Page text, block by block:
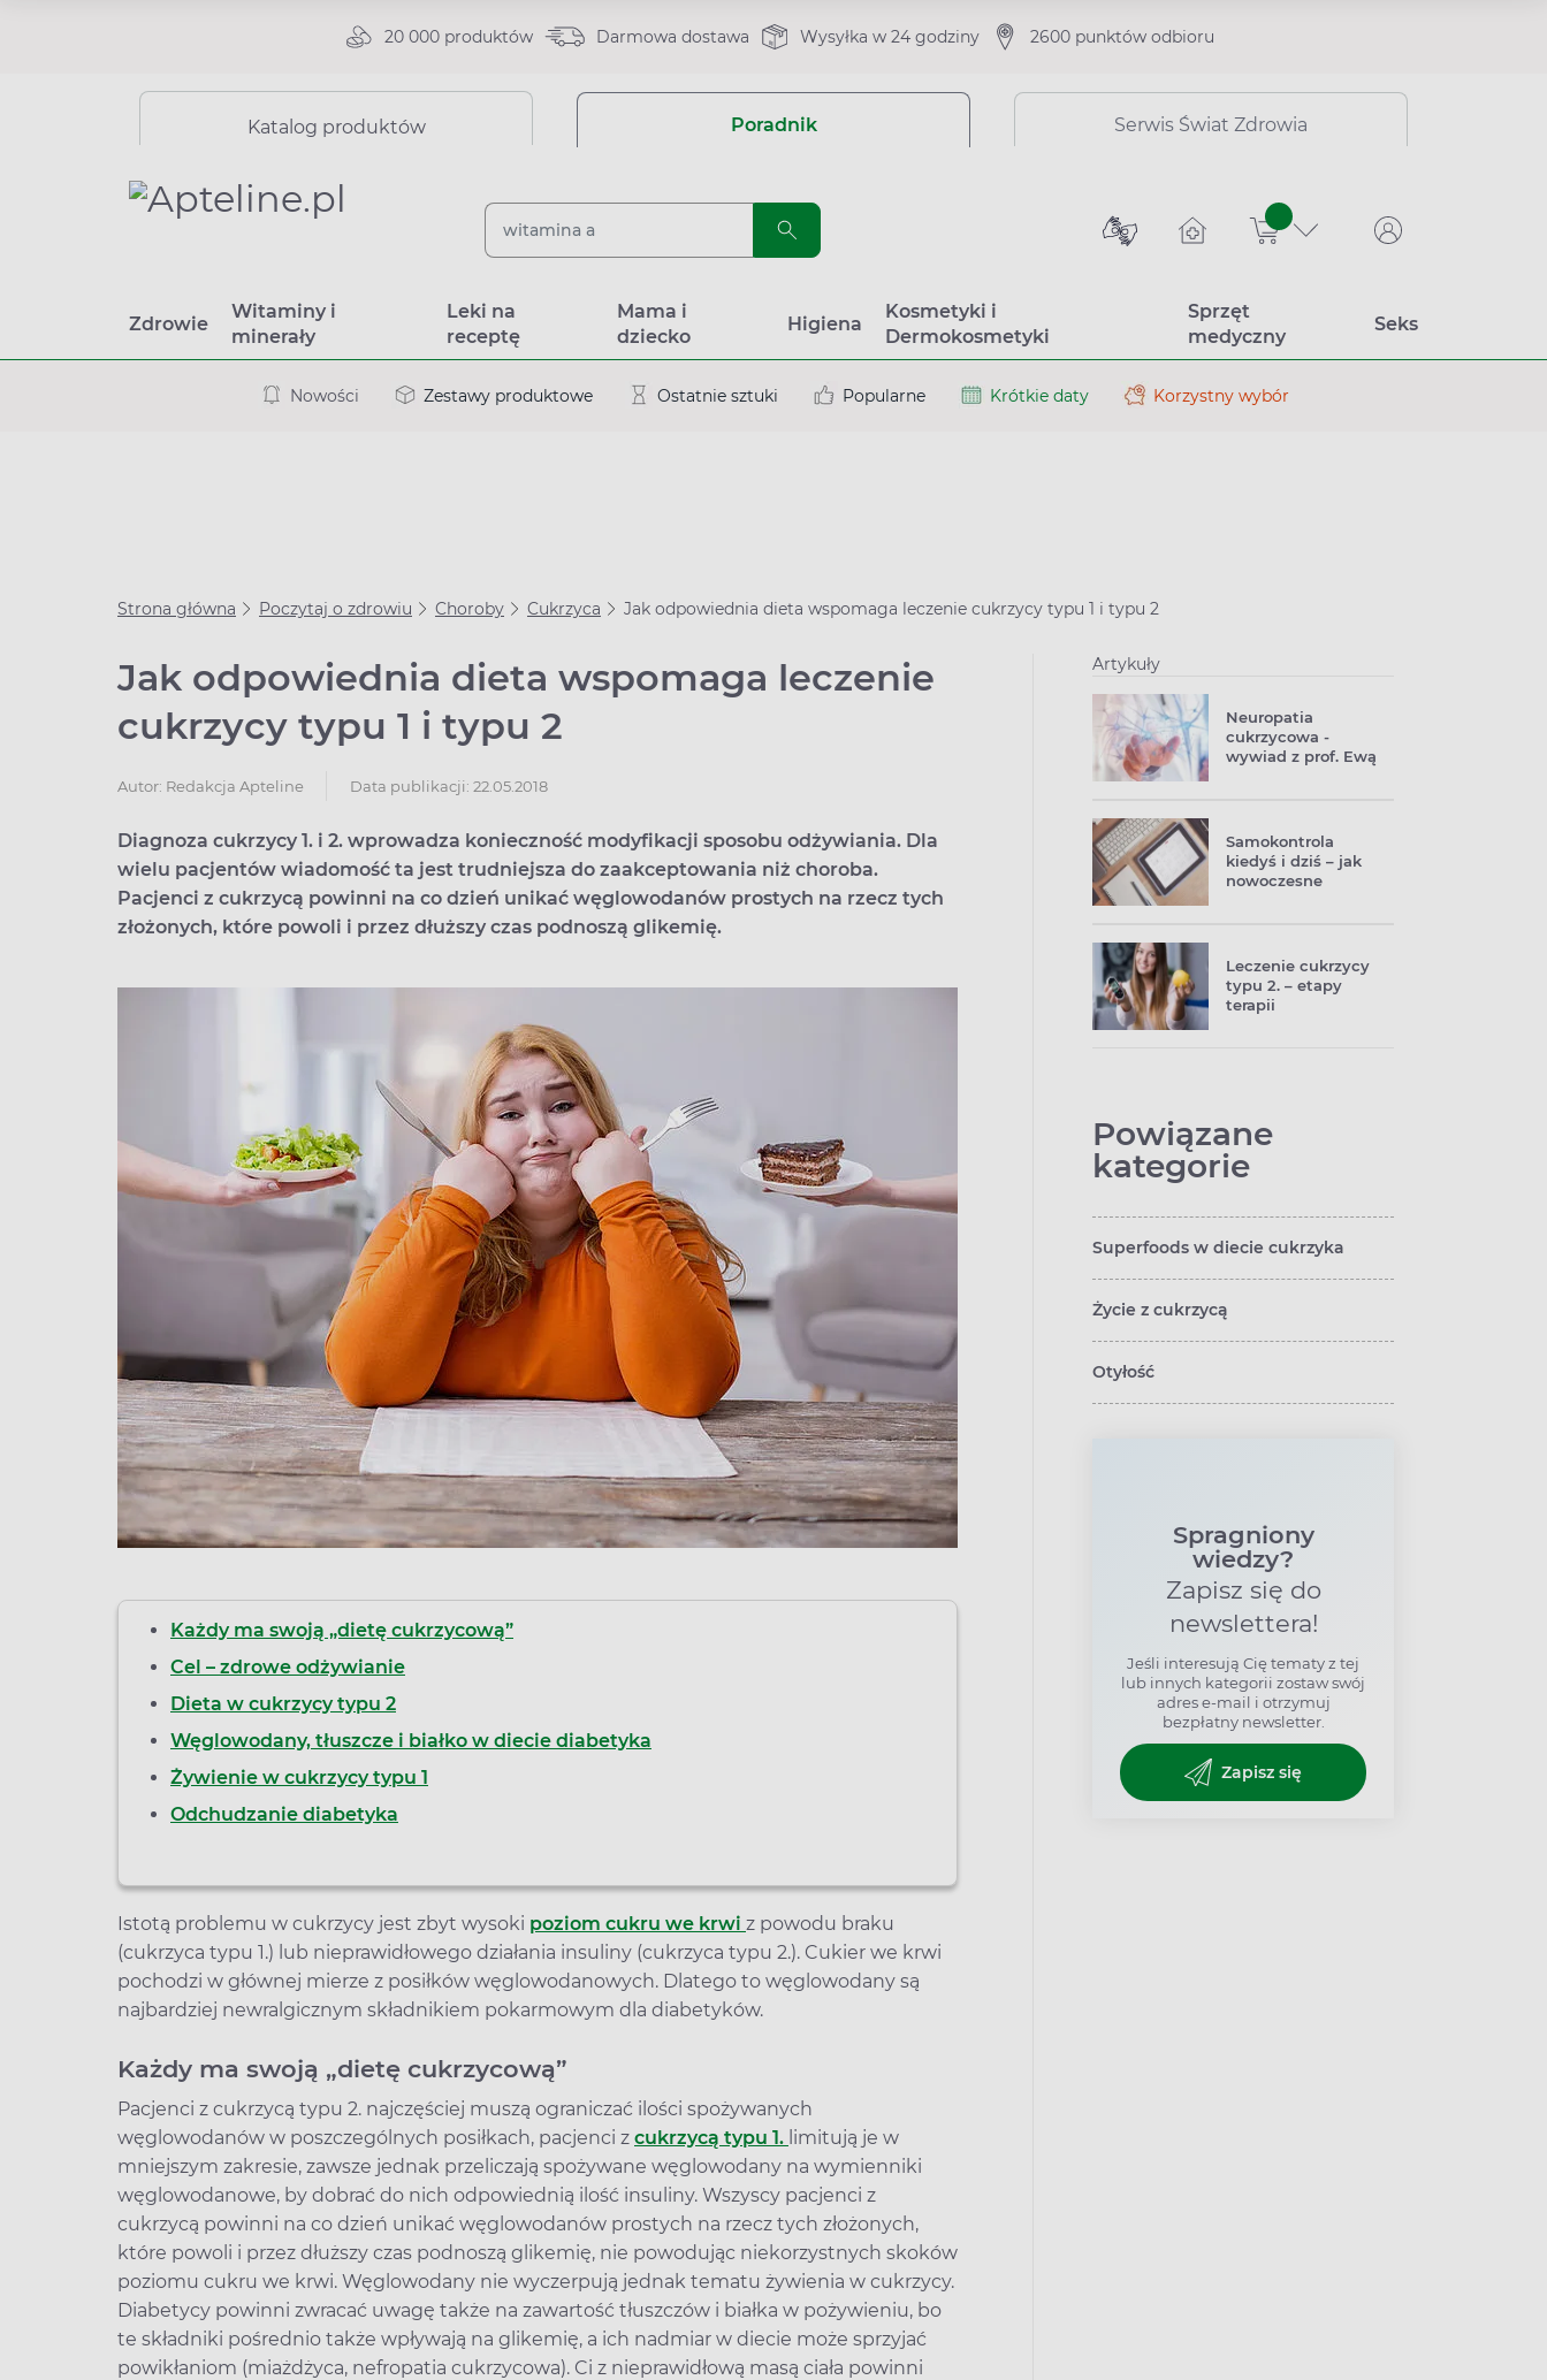
20 000 produktów Darmowa dostawa Wysyłka w 24 godziny 2600 punktów odbioru
Katalog produktów Poradnik Serwis Świat Zdrowia
sztuk
Zdrowie
Witaminy i
minerały
Leki na
receptę
Mama i
dziecko
Higiena
Kosmetyki i
Dermokosmetyki
Sprzęt
medyczny
Seks
Nowości Zestawy produktowe Ostatnie sztuki Popularne Krótkie daty Korzystny wybór
Strona główna Poczytaj o zdrowiu Choroby Cukrzyca Jak odpowiednia dieta wspomaga leczenie cukrzycy typu 1 i typu 2
Jak odpowiednia dieta wspomaga leczenie
cukrzycy typu 1 i typu 2
Autor: Redakcja Apteline Data publikacji: 22.05.2018
Diagnoza cukrzycy 1. i 2. wprowadza konieczność modyfikacji sposobu odżywiania. Dla
wielu pacjentów wiadomość ta jest trudniejsza do zaakceptowania niż choroba.
Pacjenci z cukrzycą powinni na co dzień unikać węglowodanów prostych na rzecz tych
złożonych, które powoli i przez dłuższy czas podnoszą glikemię.
Każdy ma swoją „dietę cukrzycową”
Cel – zdrowe odżywianie
Dieta w cukrzycy typu 2
Węglowodany, tłuszcze i białko w diecie diabetyka
Żywienie w cukrzycy typu 1
Odchudzanie diabetyka
Istotą problemu w cukrzycy jest zbyt wysoki poziom cukru we krwi z powodu braku
(cukrzyca typu 1.) lub nieprawidłowego działania insuliny (cukrzyca typu 2.). Cukier we krwi
pochodzi w głównej mierze z posiłków węglowodanowych. Dlatego to węglowodany są
najbardziej newralgicznym składnikiem pokarmowym dla diabetyków.
Każdy ma swoją „dietę cukrzycową”
Pacjenci z cukrzycą typu 2. najczęściej muszą ograniczać ilości spożywanych
węglowodanów w poszczególnych posiłkach, pacjenci z cukrzycą typu 1. limitują je w
mniejszym zakresie, zawsze jednak przeliczają spożywane węglowodany na wymienniki
węglowodanowe, by dobrać do nich odpowiednią ilość insuliny. Wszyscy pacjenci z
cukrzycą powinni na co dzień unikać węglowodanów prostych na rzecz tych złożonych,
które powoli i przez dłuższy czas podnoszą glikemię, nie powodując niekorzystnych skoków
poziomu cukru we krwi. Węglowodany nie wyczerpują jednak tematu żywienia w cukrzycy.
Diabetycy powinni zwracać uwagę także na zawartość tłuszczów i białka w pożywieniu, bo
te składniki pośrednio także wpływają na glikemię, a ich nadmiar w diecie może sprzyjać
powikłaniom (miażdżyca, nefropatia cukrzycowa). Ci z nieprawidłową masą ciała powinni
Artykuły
Neuropatia
cukrzycowa -
wywiad z prof. Ewą
Samokontrola
kiedyś i dziś – jak
nowoczesne
cukrzycą
Leczenie cukrzycy
typu 2. – etapy
terapii
Powiązane
kategorie
Superfoods w diecie cukrzyka
Życie z cukrzycą
Otyłość
Spragniony
wiedzy?
Zapisz się do
newslettera!
Jeśli interesują Cię tematy z tej
lub innych kategorii zostaw swój
adres e-mail i otrzymuj
bezpłatny newsletter.
Zapisz się